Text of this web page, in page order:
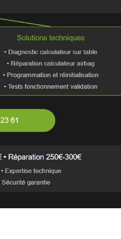
critique du
spécifiques au calculateur
connecteurs ou le
complet et une réparation